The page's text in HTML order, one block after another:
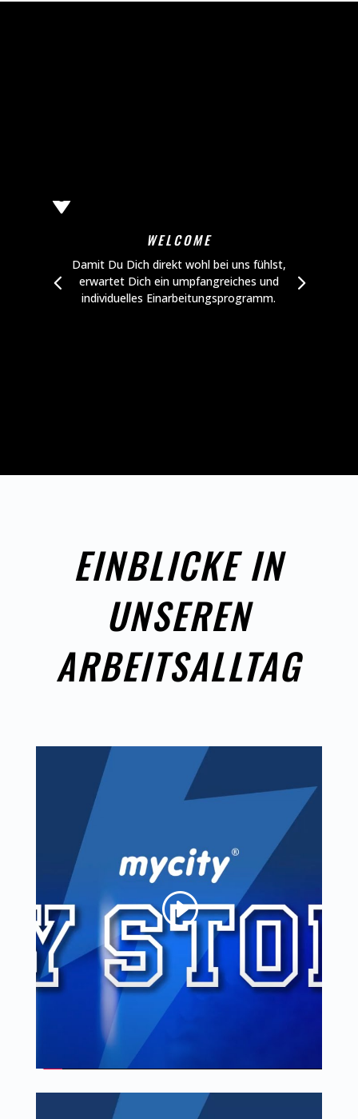

WELCOME
Damit Du Dich direkt wohl bei uns fühlst,
erwartet Dich ein umpfangreiches und
individuelles Einarbeitungsprogramm.
EINBLICKE IN
UNSEREN
ARBEITSALLTAG